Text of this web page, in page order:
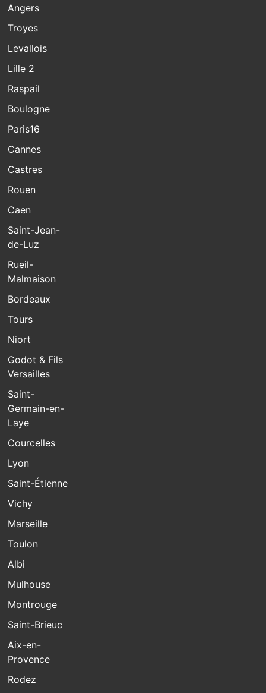
Angers
Troyes
Levallois
Lille 2
Raspail
Boulogne
Paris16
Cannes
Castres
Rouen
Caen
Saint-Jean-
de-Luz
Rueil-
Malmaison
Bordeaux
Tours
Niort
Godot & Fils
Versailles
Saint-
Germain-en-
Laye
Courcelles
Lyon
Saint-Étienne
Vichy
Marseille
Toulon
Albi
Mulhouse
Montrouge
Saint-Brieuc
Aix-en-
Provence
Rodez